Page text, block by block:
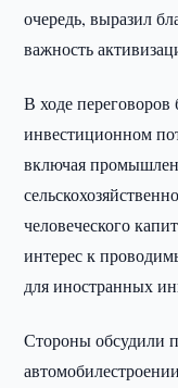
очередь, выразил
важность
В ходе
инвестиционном
включая
человеческого
интерес к
для иностранных
Стороны обсудили